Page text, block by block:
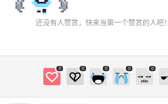
还没有人赞赏，快来当第一个赞赏的人吧！
0 0 0 0 0